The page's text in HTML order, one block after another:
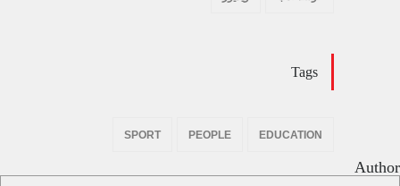
Tags
EDUCATION
PEOPLE
SPORT
Author